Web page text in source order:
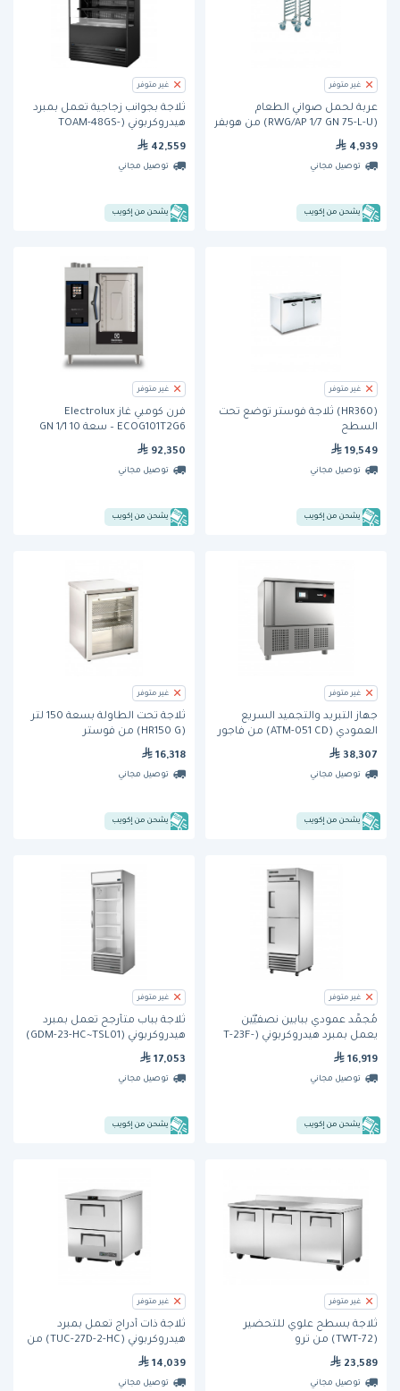
غير متوفر
عربة لحمل صواني الطعام
(RWG/AP 1/7 GN 75-L-U) من هوبفر
4,939
توصيل مجاني
يشحن من إكويب
غير متوفر
ثلاجة بجوانب زجاجية تعمل بمبرد
هيدروكربوني (TOAM-48GS-
HC~TSL01) من ترو
42,559
توصيل مجاني
يشحن من إكويب
غير متوفر
(HR360) ثلاجة فوستر توضع تحت
السطح
19,549
توصيل مجاني
يشحن من إكويب
غير متوفر
فرن كومبي غاز Electrolux
ECOG101T2G6 – سعة 10 GN 1/1
92,350
توصيل مجاني
يشحن من إكويب
غير متوفر
جهاز التبريد والتجميد السريع
العمودي (ATM-051 CD) من فاجور
38,307
توصيل مجاني
يشحن من إكويب
غير متوفر
ثلاجة تحت الطاولة بسعة 150 لتر
(HR150 G) من فوستر
16,318
توصيل مجاني
يشحن من إكويب
غير متوفر
مُجمِّد عمودي ببابين نصفيَّيْن
يعمل بمبرد هيدروكربوني (T-23F-
16,919
توصيل مجاني
يشحن من إكويب
غير متوفر
ثلاجة بباب متأرجح تعمل بمبرد
هيدروكربوني (GDM-23-HC~TSL01)
17,053
توصيل مجاني
يشحن من إكويب
غير متوفر
ثلاجة بسطح علوي للتحضير
(TWT-72) من ترو
23,589
توصيل مجاني
غير متوفر
ثلاجة ذات أدراج تعمل بمبرد
هيدروكربوني (TUC-27D-2-HC) من
14,039
توصيل مجاني